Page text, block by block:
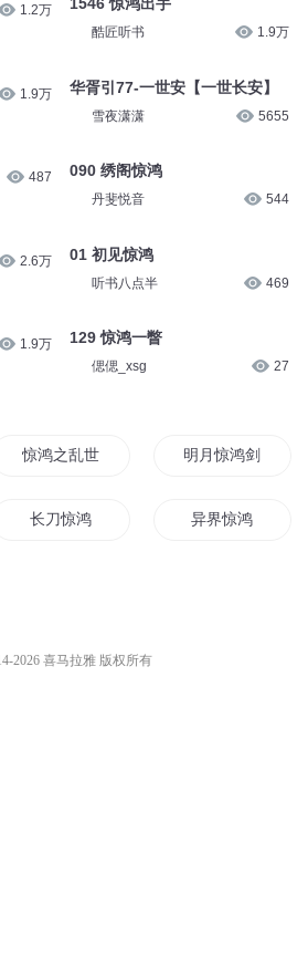
1.2万
1.9万
487
2.6万
1.9万
酷匠听书 1.9万
华胥引77-一世安【一世长安】
雪夜潇潇 5655
090 绣阁惊鸿
丹斐悦音 544
01 初见惊鸿
听书八点半 469
129 惊鸿一瞥
偲偲_xsg 27
惊鸿之乱世 明月惊鸿剑
长刀惊鸿 异界惊鸿
2026 喜马拉雅 版权所有